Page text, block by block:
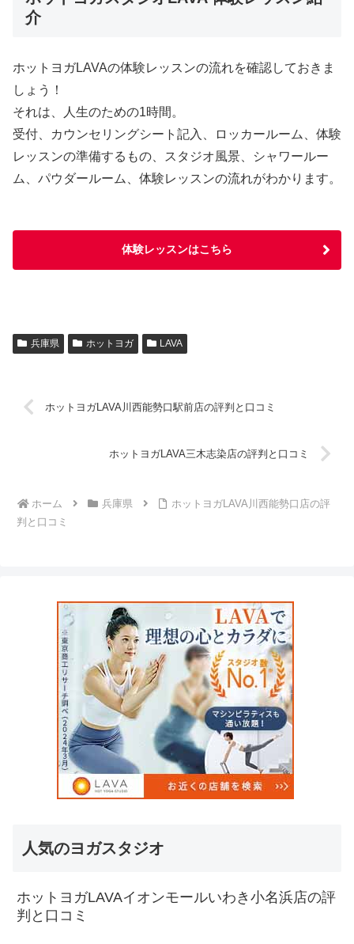
介
ホットヨガLAVAの体験レッスンの流れを確認しておきま
しょう！
それは、人生のための1時間。
受付、カウンセリングシート記入、ロッカールーム、体験
レッスンの準備するもの、スタジオ風景、シャワールー
ム、パウダールーム、体験レッスンの流れがわかります。
体験レッスンはこちら
兵庫県 ホットヨガ LAVA
ホットヨガLAVA川西能勢口駅前店の評判と口コミ
ホットヨガLAVA三木志染店の評判と口コミ
ホーム 兵庫県
ホットヨガLAVA川西能勢口店の評
判と口コミ
人気のヨガスタジオ
ホットヨガLAVAイオンモールいわき小名浜店の評
判と口コミ